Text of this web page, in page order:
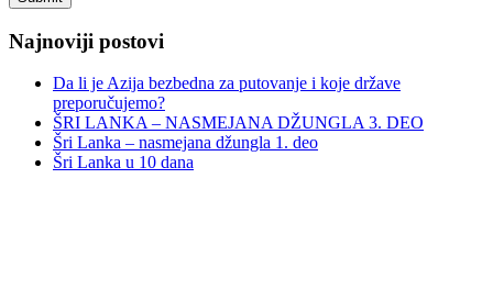
Najnoviji postovi
Da li je Azija bezbedna za putovanje i koje države
preporučujemo?
ŠRI LANKA – NASMEJANA DŽUNGLA 3. DEO
Šri Lanka – nasmejana džungla 1. deo
Šri Lanka u 10 dana